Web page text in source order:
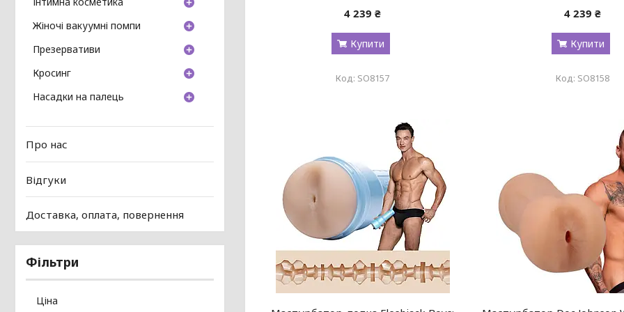
4 239 ₴
Купити
SO8157
4 239 ₴
Купити
SO8158
Жіночі вакуумні помпи
Презервативи
Кросинг
Насадки на палець
Про нас
Відгуки
Доставка, оплата, повернення
Фільтри
Ціна